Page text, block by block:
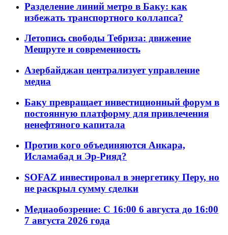
Разделение линий метро в Баку: как
избежать транспортного коллапса?
Летопись свободы Тебриза: движение
Мешруте и современность
Азербайджан централизует управление
медиа
Баку превращает инвестиционный форум в
постоянную платформу для привлечения
ненефтяного капитала
Против кого объединяются Анкара,
Исламабад и Эр-Рияд?
SOFAZ инвестировал в энергетику Перу, но
не раскрыл сумму сделки
Медиаобозрение: С 16:00 6 августа до 16:00
7 августа 2026 года